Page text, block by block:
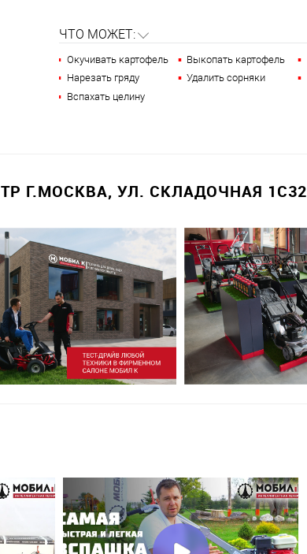
ЧТО МОЖЕТ:
Окучивать картофель Выкопать картофель
Нарезать гряду
Удалить сорняки
Вспахать целину
Г.МОСКВА, УЛ. СКЛАДОЧНАЯ 1С32